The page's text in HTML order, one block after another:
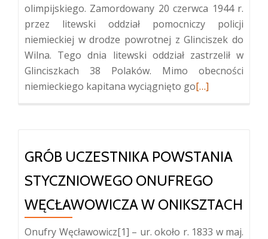
olimpijskiego. Zamordowany 20 czerwca 1944 r.
przez litewski oddział pomocniczy policji
niemieckiej w drodze powrotnej z Glinciszek do
Wilna. Tego dnia litewski oddział zastrzelił w
Glinciszkach 38 Polaków. Mimo obecności
niemieckiego kapitana wyciągnięto goWięcej
w
Rogówku
[…]
GRÓB UCZESTNIKA POWSTANIA
STYCZNIOWEGO ONUFREGO
WĘCŁAWOWICZA W ONIKSZTACH
Onufry Węcławowicz[1] – ur. około r. 1833 w maj.